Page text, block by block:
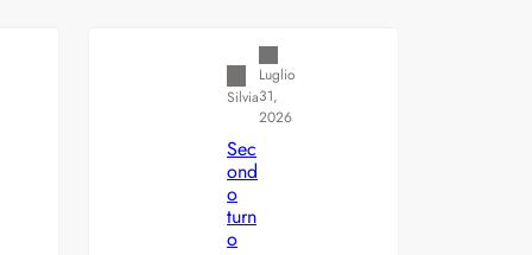
Silvia
Luglio
31,
2026
Sec
ond
o
turn
o